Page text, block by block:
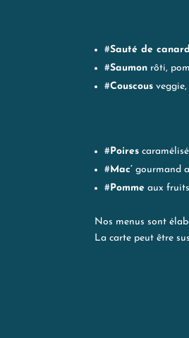
#Sauté de canard
#Saumon rôti,
#Couscous
# Poires
#Mac’ gourmand
# Pomme aux
Nos menus sont
La carte peut être